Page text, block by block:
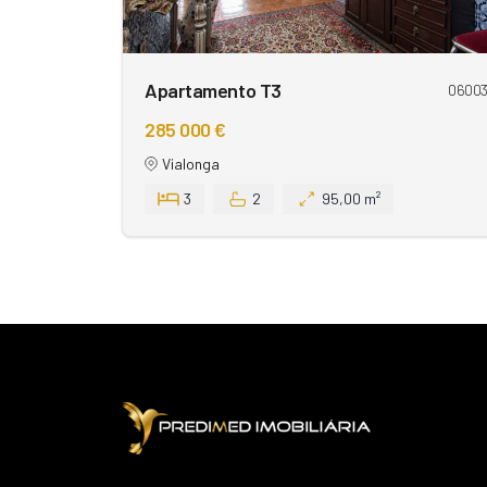
Apartamento T3
285 000 €
Vialonga
3
2 95,00 m²